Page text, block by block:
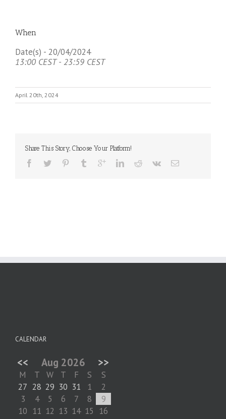
When
Date(s) - 20/04/2024
13:00 CEST - 23:59 CEST
April 20th, 2024
Share This Story, Choose Your Platform!
CALENDAR
<< Aug 2026 >>
M T W T F S
S
27 28 29 30 31 1
2
3
4 5 6 7 8
9
10 11 12 13 14 15
16